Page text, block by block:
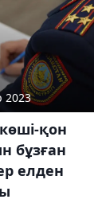
2023
қон
бұзған
елден